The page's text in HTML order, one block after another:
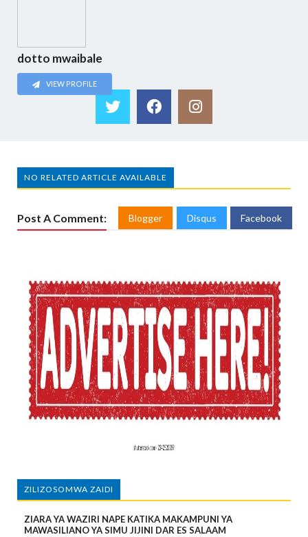
dotto mwaibale
VIEW PROFILE
NO RELATED ARTICLE AVAILABLE
Post A Comment: Blogger Disqus Facebook
ZILIZOSOMWA ZAIDI
ZIARA YA WAZIRI NAPE KATIKA MAKAMPUNI YA
MAWASILIANO YA SIMU JIJINI DAR ES SALAAM